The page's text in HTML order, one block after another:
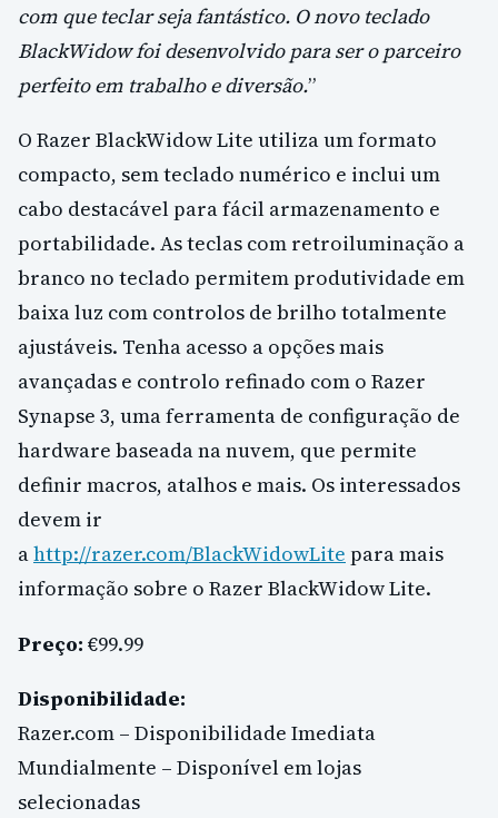
com que teclar seja fantástico. O novo teclado
BlackWidow foi desenvolvido para ser o parceiro
perfeito em trabalho e diversão.”
O Razer BlackWidow Lite utiliza um formato
compacto, sem teclado numérico e inclui um
cabo destacável para fácil armazenamento e
portabilidade. As teclas com retroiluminação a
branco no teclado permitem produtividade em
baixa luz com controlos de brilho totalmente
ajustáveis. Tenha acesso a opções mais
avançadas e controlo refinado com o Razer
Synapse 3, uma ferramenta de configuração de
hardware baseada na nuvem, que permite
definir macros, atalhos e mais. Os interessados
devem ir
ahttp://razer.com/BlackWidowLite para mais
informação sobre o Razer BlackWidow Lite.
Preço: €99.99
Disponibilidade:
Razer.com – Disponibilidade Imediata
Mundialmente – Disponível em lojas
selecionadas